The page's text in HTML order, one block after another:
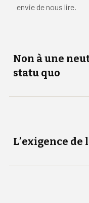
envie de nous lire.
Non à une
statu quo
L’exigence